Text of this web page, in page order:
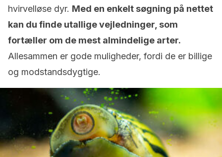
hvirvelløse dyr. Med en enkelt søgning på nettet
kan du finde utallige vejledninger, som
fortæller om de mest almindelige arter.
Allesammen er gode muligheder, fordi de er billige
og modstandsdygtige.